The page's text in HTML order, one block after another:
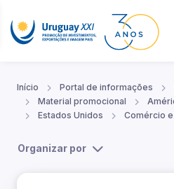
Início Portal de informações
Material promocional
Estados Unidos
Comércio
Organizar por